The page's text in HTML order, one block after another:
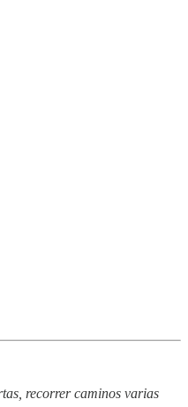
recorrer caminos varias